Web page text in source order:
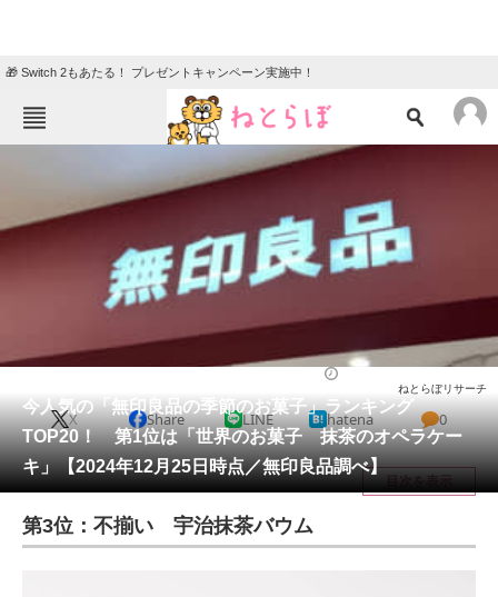
🎁 Switch 2もあたる！ プレゼントキャンペーン実施中！
エンタメ クイズ
地域
動物 リサーチ
会員記事
メディア
注目記事を集めた総合ページ
ITの今と未来を見通す
今人気の「無印良品の季節のお菓子」ランキング
TOP20！ 第1位は「世界のお菓子 抹茶のオペラケー
キ」【2024年12月25日時点／無印良品調べ】
ねとらぼリサーチ
X Share LINE hatena 0
目次を表示
第3位：不揃い 宇治抹茶バウム